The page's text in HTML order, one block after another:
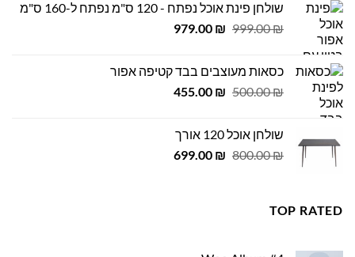
500.00 ₪.
449.00 ₪.שולחן פינת אוכל נפתח - 120 ס"מ נפתח ל-160 ס"מ
999.00₪
המחיר
999.00 ₪.
979.00 ₪
המחיר
979.00 ₪.
כסאות מעוצבים בבד קטיפה אפור
500.00₪
המחיר
500.00 ₪.
455.00 ₪
המחיר
שולחן אוכל 120 אורך
800.00₪
המחיר
699.00 ₪
המחיר
TOP RATED